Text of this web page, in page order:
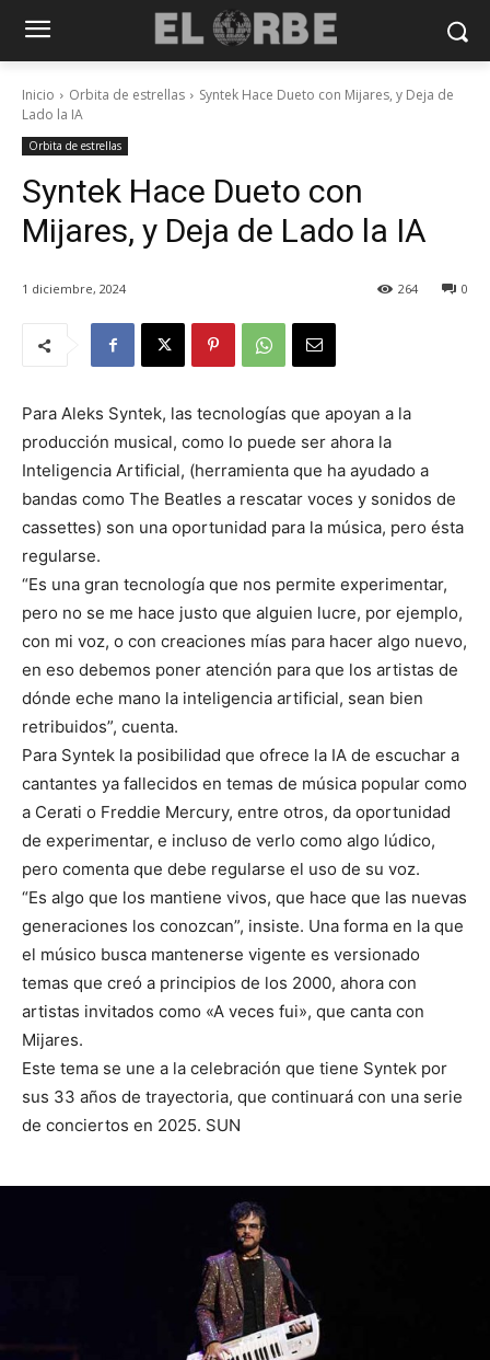
Inicio Orbita de estrellas
Syntek Hace Dueto con Mijares, y Deja de
Lado la IA
Orbita de estrellas
Syntek Hace Dueto con
Mijares, y Deja de Lado la IA
1 diciembre, 2024 0
264
Para Aleks Syntek, las tecnologías que apoyan a la
producción musical, como lo puede ser ahora la
Inteligencia Artificial, (herramienta que ha ayudado a
bandas como The Beatles a rescatar voces y sonidos de
cassettes) son una oportunidad para la música, pero ésta
regularse.
“Es una gran tecnología que nos permite experimentar,
pero no se me hace justo que alguien lucre, por ejemplo,
con mi voz, o con creaciones mías para hacer algo nuevo,
en eso debemos poner atención para que los artistas de
dónde eche mano la inteligencia artificial, sean bien
retribuidos”, cuenta.
Para Syntek la posibilidad que ofrece la IA de escuchar a
cantantes ya fallecidos en temas de música popular como
a Cerati o Freddie Mercury, entre otros, da oportunidad
de experimentar, e incluso de verlo como algo lúdico,
pero comenta que debe regularse el uso de su voz.
“Es algo que los mantiene vivos, que hace que las nuevas
generaciones los conozcan”, insiste. Una forma en la que
el músico busca mantenerse vigente es versionado
temas que creó a principios de los 2000, ahora con
artistas invitados como «A veces fui», que canta con
Mijares.
Este tema se une a la celebración que tiene Syntek por
sus 33 años de trayectoria, que continuará con una serie
de conciertos en 2025. SUN